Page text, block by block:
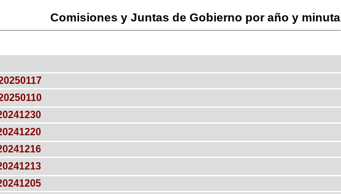
Comisiones y Juntas de Gobierno por año y minuta